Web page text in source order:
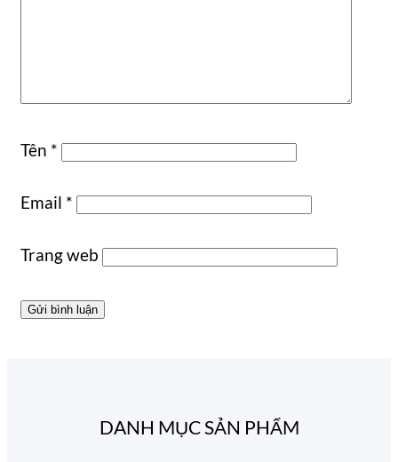
Tên *
Email *
Trang web
DANH MỤC SẢN PHẨM